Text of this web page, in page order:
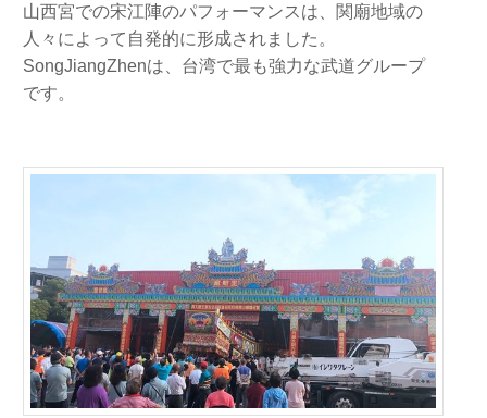
山西宮での宋江陣のパフォーマンスは、関廟地域の
人々によって自発的に形成されました。
SongJiangZhenは、台湾で最も強力な武道グループ
です。